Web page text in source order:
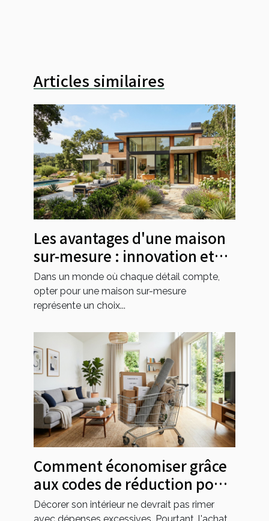
Articles similaires
Les avantages d'une maison
sur-mesure : innovation et
personnalisation
Dans un monde où chaque détail compte,
opter pour une maison sur-mesure
représente un choix...
Comment économiser grâce
aux codes de réduction pour
l'ameublement ?
Décorer son intérieur ne devrait pas rimer